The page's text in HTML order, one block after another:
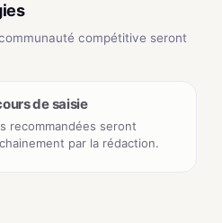
compétitive seront
de saisie
recommandées seront
par la rédaction.